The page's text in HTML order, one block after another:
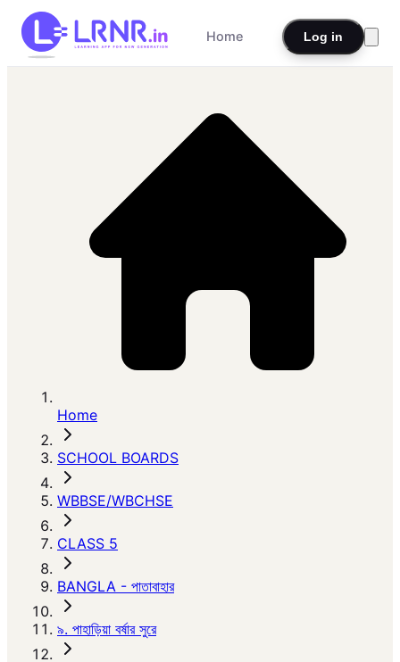
Home Log in
Home
SCHOOL BOARDS
WBBSE/WBCHSE
CLASS 5
BANGLA - পাতাবাহার
৯. পাহাড়িয়া বর্ষার সুরে